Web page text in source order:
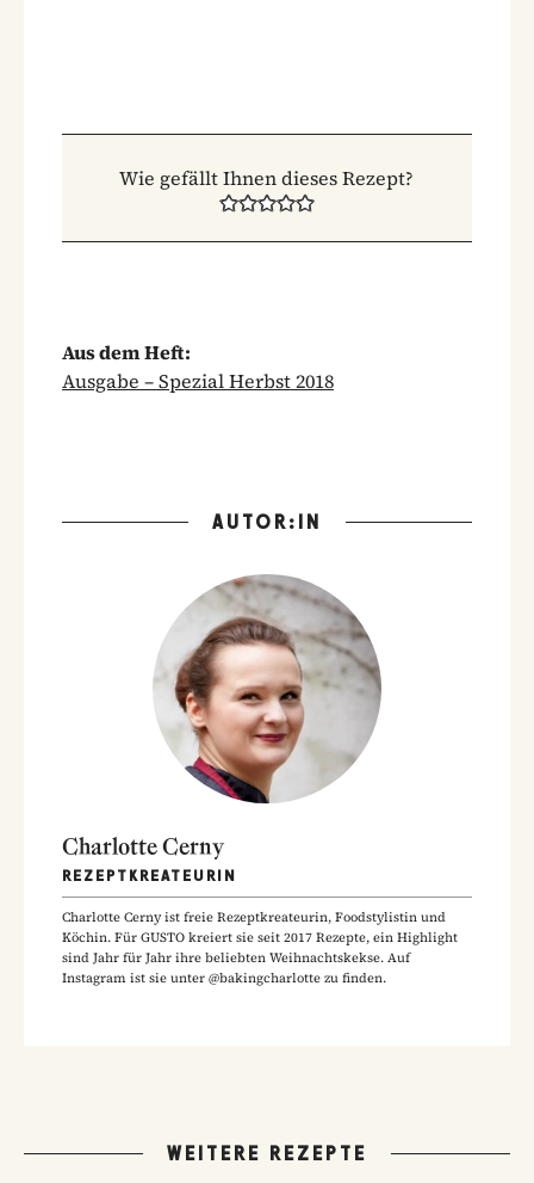
Wie gefällt Ihnen dieses Rezept?
Aus dem Heft:
Ausgabe – Spezial Herbst 2018
AUTOR:IN
Charlotte Cerny
REZEPTKREATEURIN
Charlotte Cerny ist freie Rezeptkreateurin, Foodstylistin und
Köchin. Für GUSTO kreiert sie seit 2017 Rezepte, ein Highlight
sind Jahr für Jahr ihre beliebten Weihnachtskekse. Auf
Instagram ist sie unter @bakingcharlotte zu finden.
WEITERE REZEPTE